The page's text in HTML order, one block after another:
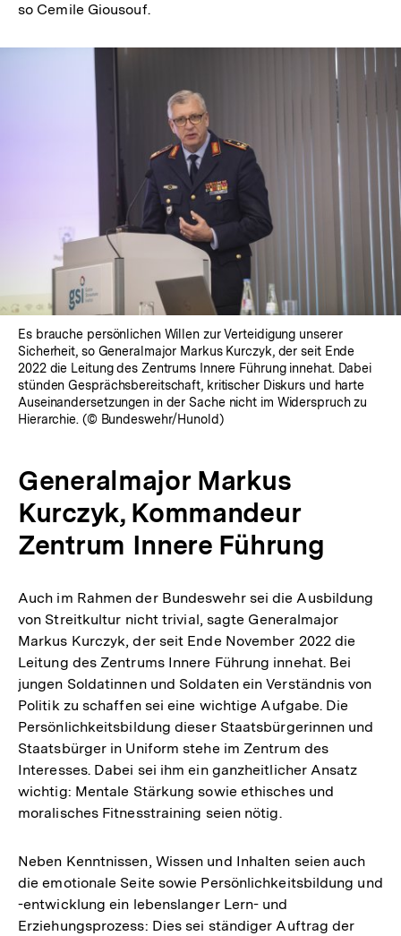
so Cemile Giousouf.
Es brauche persönlichen Willen zur Verteidigung unserer
Sicherheit, so Generalmajor Markus Kurczyk, der seit Ende
2022 die Leitung des Zentrums Innere Führung innehat. Dabei
stünden Gesprächsbereitschaft, kritischer Diskurs und harte
Auseinandersetzungen in der Sache nicht im Widerspruch zu
Hierarchie. (© Bundeswehr/Hunold)
Generalmajor Markus
Kurczyk, Kommandeur
Zentrum Innere Führung
Auch im Rahmen der Bundeswehr sei die Ausbildung
von Streitkultur nicht trivial, sagte Generalmajor
Markus Kurczyk, der seit Ende November 2022 die
Leitung des Zentrums Innere Führung innehat. Bei
jungen Soldatinnen und Soldaten ein Verständnis von
Politik zu schaffen sei eine wichtige Aufgabe. Die
Persönlichkeitsbildung dieser Staatsbürgerinnen und
Staatsbürger in Uniform stehe im Zentrum des
Interesses. Dabei sei ihm ein ganzheitlicher Ansatz
wichtig: Mentale Stärkung sowie ethisches und
moralisches Fitnesstraining seien nötig.
Neben Kenntnissen, Wissen und Inhalten seien auch
die emotionale Seite sowie Persönlichkeitsbildung und
-entwicklung ein lebenslanger Lern- und
Erziehungsprozess: Dies sei ständiger Auftrag der